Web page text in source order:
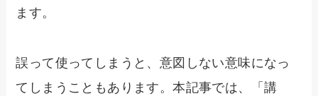
ます。
誤って使ってしまうと、意図しない意味になっ
てしまうこともあります。本記事では、「講